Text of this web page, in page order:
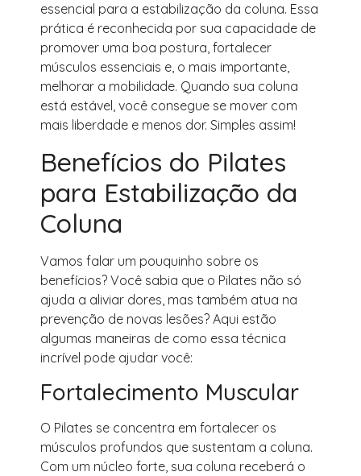
essencial para a estabilização da coluna. Essa
prática é reconhecida por sua capacidade de
promover uma boa postura, fortalecer
músculos essenciais e, o mais importante,
melhorar a mobilidade. Quando sua coluna
está estável, você consegue se mover com
mais liberdade e menos dor. Simples assim!
Benefícios do Pilates
para Estabilização da
Coluna
Vamos falar um pouquinho sobre os
benefícios? Você sabia que o Pilates não só
ajuda a aliviar dores, mas também atua na
prevenção de novas lesões? Aqui estão
algumas maneiras de como essa técnica
incrível pode ajudar você:
Fortalecimento Muscular
O Pilates se concentra em fortalecer os
músculos profundos que sustentam a coluna.
Com um núcleo forte, sua coluna receberá o